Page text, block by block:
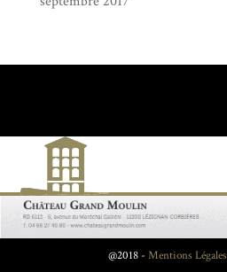
@2018 - Mentions Légales